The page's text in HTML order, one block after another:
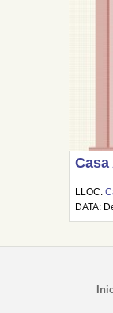
Casa
LLOC:
DATA: